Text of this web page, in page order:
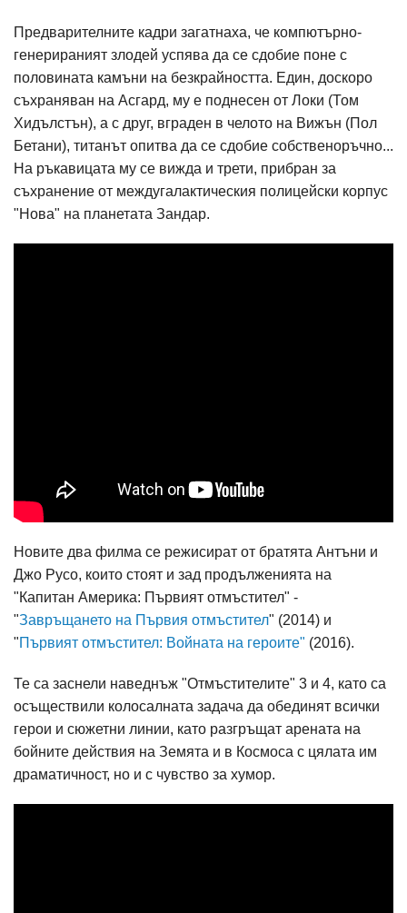
Предварителните кадри загатнаха, че компютърно-
генерираният злодей успява да се сдобие поне с
половината камъни на безкрайността. Един, доскоро
съхраняван на Асгард, му е поднесен от Локи (Том
Хидълстън), а с друг, вграден в челото на Вижън (Пол
Бетани), титанът опитва да се сдобие собственоръчно...
На ръкавицата му се вижда и трети, прибран за
съхранение от междугалактическия полицейски корпус
"Нова" на планетата Зандар.
Новите два филма се режисират от братята Антъни и
Джо Русо, които стоят и зад продълженията на
"Капитан Америка: Първият отмъстител" -
"Завръщането на Първия отмъстител" (2014) и
"Първият отмъстител: Войната на героите" (2016).
Те са заснели наведнъж "Отмъстителите" 3 и 4, като са
осъществили колосалната задача да обединят всички
герои и сюжетни линии, като разгръщат арената на
бойните действия на Земята и в Космоса с цялата им
драматичност, но и с чувство за хумор.